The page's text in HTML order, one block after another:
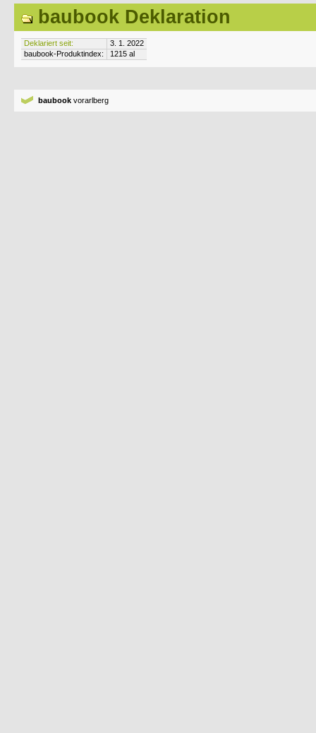
baubook Deklaration
Deklariert seit:
3. 1. 2022
baubook-Produktindex:
1215 al
baubook vorarlberg